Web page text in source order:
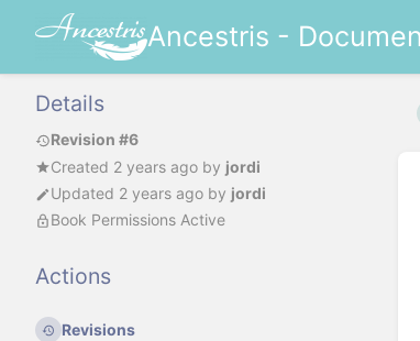
Ancestris -
Details
Revision #6
Created 2 years ago by jordi
Updated 2 years ago by jordi
Book Permissions Active
Actions
Revisions